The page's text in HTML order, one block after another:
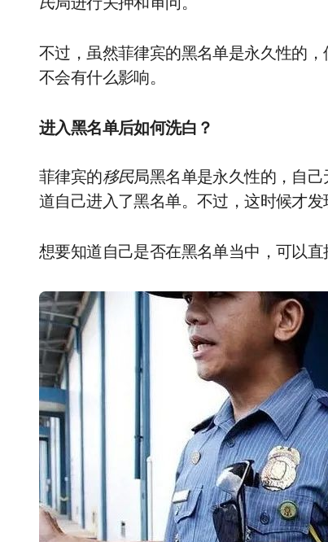
民局进行关押和审问。
不过，虽然菲律宾的黑名单是永久性的
不会有什么影响。
进入黑名单后如何洗白？
菲律宾的移民局黑名单是永久性的，自
道自己进入了黑名单。不过，这时候才发
想要知道自己是否在黑名单当中，可以直